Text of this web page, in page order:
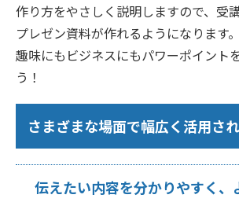
作り方をやさしく説明しますので、受
プレゼン資料が作れるようになります。
趣味にもビジネスにもパワーポイント
う！
さまざまな場面で幅広く活用さ
伝えたい内容を分かりやすく、